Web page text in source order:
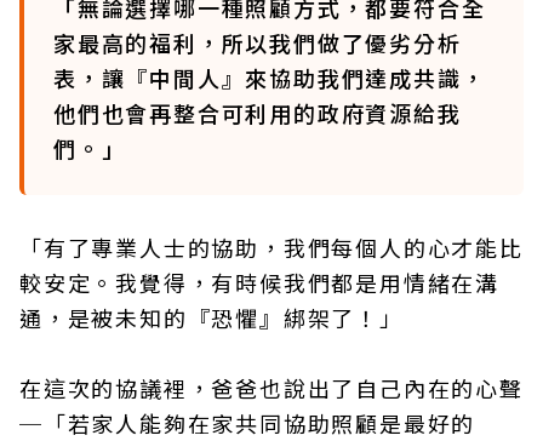
「無論選擇哪一種照顧方式，都要符合全
家最高的福利，所以我們做了優劣分析
表，讓『中間人』來協助我們達成共識，
他們也會再整合可利用的政府資源給我
們。」
「有了專業人士的協助，我們每個人的心才能比
較安定。我覺得，有時候我們都是用情緒在溝
通，是被未知的『恐懼』綁架了！」
在這次的協議裡，爸爸也說出了自己內在的心聲
─「若家人能夠在家共同協助照顧是最好的